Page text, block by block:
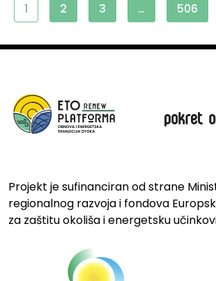
1 2 3 … 506
Projekt je sufinanciran od strane
regionalnog razvoja i fondova
za zaštitu okoliša i energetsku